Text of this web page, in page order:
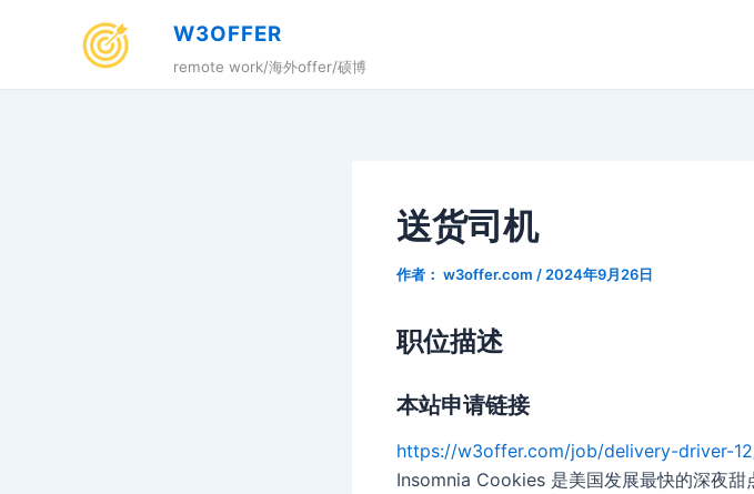
W3OFFER
remote work/海外offer/硕博
送货司机
作者： w3offer.com / 2024年9月26日
职位描述
本站申请链接
https://w3offer.com/job/delivery-driver-
Insomnia Cookies 是美国发展最快的深夜